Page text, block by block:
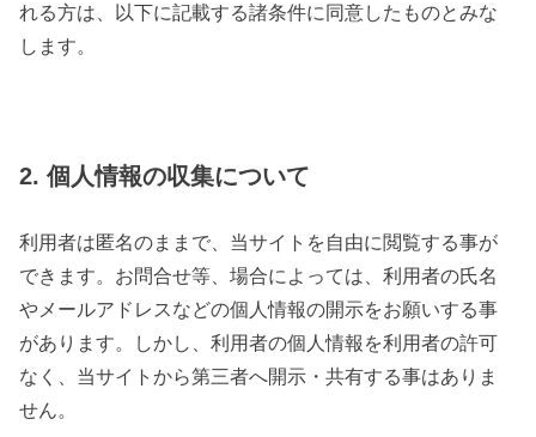
れる方は、以下に記載する諸条件に同意したものとみな
します。
2. 個人情報の収集について
利用者は匿名のままで、当サイトを自由に閲覧する事が
できます。お問合せ等、場合によっては、利用者の氏名
やメールアドレスなどの個人情報の開示をお願いする事
があります。しかし、利用者の個人情報を利用者の許可
なく、当サイトから第三者へ開示・共有する事はありま
せん。